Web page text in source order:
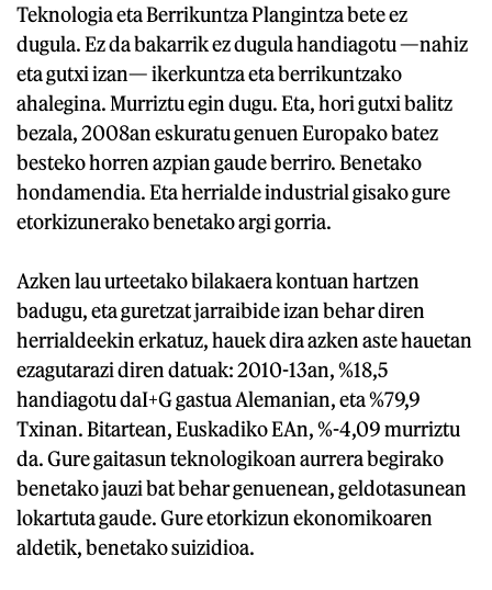
Teknologia eta Berrikuntza Plangintza bete ez
dugula. Ez da bakarrik ez dugula handiagotu —nahiz
eta gutxi izan— ikerkuntza eta berrikuntzako
ahalegina. Murriztu egin dugu. Eta, hori gutxi balitz
bezala, 2008an eskuratu genuen Europako batez
besteko horren azpian gaude berriro. Benetako
hondamendia. Eta herrialde industrial gisako gure
etorkizunerako benetako argi gorria.
Azken lau urteetako bilakaera kontuan hartzen
badugu, eta guretzat jarraibide izan behar diren
herrialdeekin erkatuz, hauek dira azken aste hauetan
ezagutarazi diren datuak: 2010-13an, %18,5
handiagotu daI+G gastua Alemanian, eta %79,9
Txinan. Bitartean, Euskadiko EAn, %-4,09 murriztu
da. Gure gaitasun teknologikoan aurrera begirako
benetako jauzi bat behar genuenean, geldotasunean
lokartuta gaude. Gure etorkizun ekonomikoaren
aldetik, benetako suizidioa.